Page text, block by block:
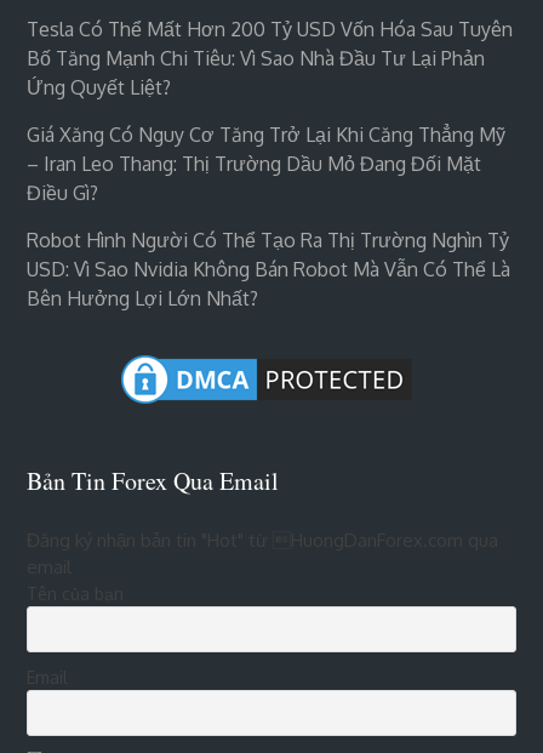
Tesla Có Thể Mất Hơn 200 Tỷ USD Vốn Hóa Sau Tuyên
Bố Tăng Mạnh Chi Tiêu: Vì Sao Nhà Đầu Tư Lại Phản
Ứng Quyết Liệt?
Giá Xăng Có Nguy Cơ Tăng Trở Lại Khi Căng Thẳng Mỹ
– Iran Leo Thang: Thị Trường Dầu Mỏ Đang Đối Mặt
Điều Gì?
Robot Hình Người Có Thể Tạo Ra Thị Trường Nghìn Tỷ
USD: Vì Sao Nvidia Không Bán Robot Mà Vẫn Có Thể Là
Bên Hưởng Lợi Lớn Nhất?
Bản Tin Forex Qua Email
Đăng ký nhận bản tin "Hot" từ HuongDanForex.com qua
Tên của bạn